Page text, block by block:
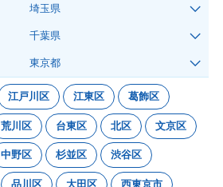
埼玉県
千葉県
東京都
江戸川区 江東区 葛飾区
荒川区 台東区 北区 文京区
中野区 杉並区 渋谷区
品川区 大田区 西東京市